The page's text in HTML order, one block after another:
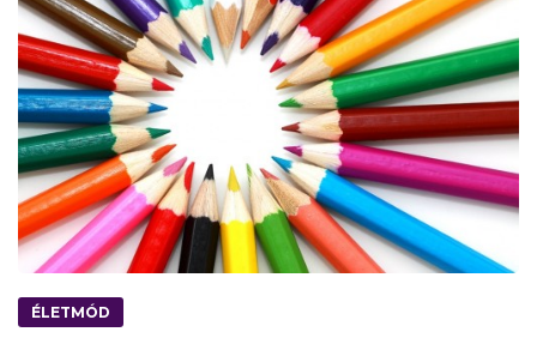
ÉLETMÓD